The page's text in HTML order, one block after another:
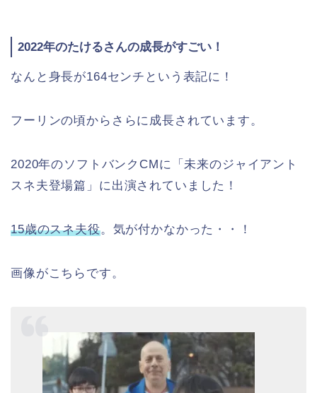
2022年のたけるさんの成長がすごい！
なんと身長が164センチという表記に！
フーリンの頃からさらに成長されています。
2020年のソフトバンクCMに「未来のジャイアント
スネ夫登場篇」に出演されていました！
15歳のスネ夫役。気が付かなかった・・！
画像がこちらです。